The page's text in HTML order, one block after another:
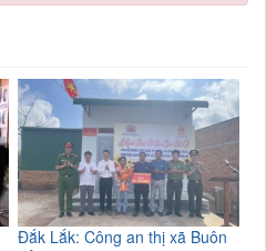
Đắk Lắk: Công an thị xã Buôn